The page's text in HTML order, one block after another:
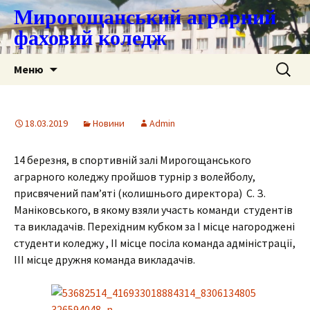
Мирогощанський аграрний
фаховий коледж
Меню Пошук:
18.03.2019 Новини Admin
14 березня, в спортивній залі Мирогощанського
аграрного коледжу пройшов турнір з волейболу,
присвячений пам’яті (колишнього директора) С. З.
Маніковського, в якому взяли участь команди студентів
та викладачів. Перехідним кубком за I місце нагороджені
студенти коледжу , II місце посіла команда адміністрації,
III місце дружня команда викладачів.